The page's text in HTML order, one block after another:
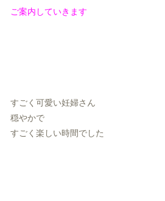
ご案内していきます
すごく可愛い妊婦さん
穏やかで
すごく楽しい時間でした